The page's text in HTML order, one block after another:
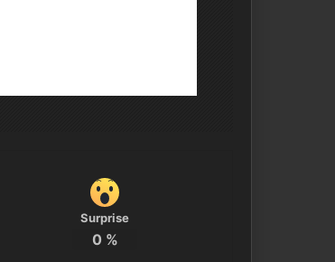
Surprise
0 %